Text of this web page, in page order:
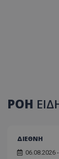
ΡΟΗ
ΔΙΕΘΝΗ
06.08.2026